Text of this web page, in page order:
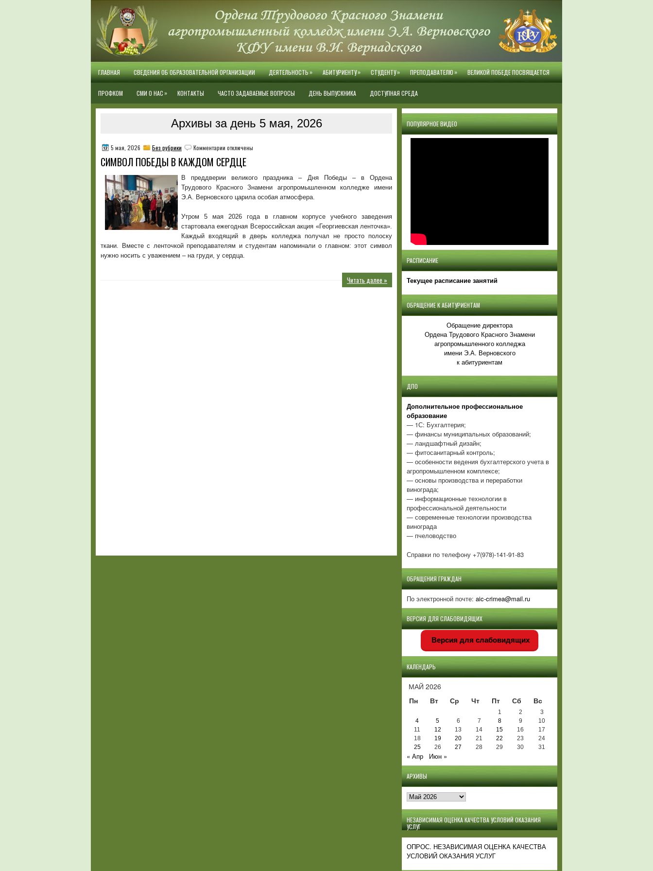
ГЛАВНАЯ СВЕДЕНИЯ ОБ ОБРАЗОВАТЕЛЬНОЙ ОРГАНИЗАЦИИ ДЕЯТЕЛЬНОСТЬ» АБИТУРИЕНТУ» СТУДЕНТУ» ПРЕПОДАВАТЕЛЮ» ВЕЛИКОЙ ПОБЕДЕ ПОСВЯЩАЕТСЯ
ПРОФКОМ СМИ О НАС » КОНТАКТЫ ЧАСТО ЗАДАВАЕМЫЕ ВОПРОСЫ ДЕНЬ ВЫПУСКНИКА ДОСТУПНАЯ СРЕДА
Архивы за день 5 мая, 2026
5 мая, 2026 Без рубрики Комментарии к
СИМВОЛ
В
КАЖДОМ
СЕРДЦЕ
отключены
СИМВОЛ ПОБЕДЫ В КАЖДОМ СЕРДЦЕ
В преддверии великого праздника – Дня Победы – в Ордена
Трудового Красного Знамени агропромышленном колледже имени
Э.А. Верновского царила особая атмосфера.
Утром 5 мая 2026 года в главном корпусе учебного заведения
стартовала ежегодная Всероссийская акция «Георгиевская ленточка».
Каждый входящий в дверь колледжа получал не просто полоску
ткани. Вместе с ленточкой преподавателям и студентам напоминали о главном: этот символ
нужно носить с уважением – на груди, у сердца.
Читать далее »
ПОПУЛЯРНОЕ ВИДЕО
РАСПИСАНИЕ
Текущее расписание занятий
ОБРАЩЕНИЕ К АБИТУРИЕНТАМ
Обращение директора
Ордена Трудового Красного Знамени
агропромышленного колледжа
имени Э.А. Верновского
к абитуриентам
ДПО
Дополнительное профессиональное
образование
— 1С: Бухгалтерия;
— финансы муниципальных образований;
— ландшафтный дизайн;
— фитосанитарный контроль;
— особенности ведения бухгалтерского учета в
агропромышленном комплексе;
— основы производства и переработки
винограда;
— информационные технологии в
профессиональной деятельности
— современные технологии производства
винограда
— пчеловодство
Справки по телефону +7(978)-141-91-83
ОБРАЩЕНИЯ ГРАЖДАН
По электронной почте: aic-crimea@mail.ru
ВЕРСИЯ ДЛЯ СЛАБОВИДЯЩИХ
Версия для слабовидящих
КАЛЕНДАРЬ
МАЙ 2026
Пн
Вт Ср Чт Пт Сб Вс
1 2
3
4
5 6 7 8 9
10
11
12 13 14 15 16
17
18
19 20 21 22 23
24
25
26 27 28 29 30 31
« Апр Июн »
АРХИВЫ
Архивы
НЕЗАВИСИМАЯ ОЦЕНКА КАЧЕСТВА УСЛОВИЙ ОКАЗАНИЯ
УСЛУГ
ОПРОС. НЕЗАВИСИМАЯ ОЦЕНКА КАЧЕСТВА
УСЛОВИЙ ОКАЗАНИЯ УСЛУГ